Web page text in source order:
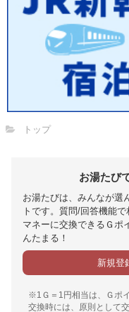
トップ
お湯たび
お湯たびは、みんなが選
トです。質問/回答機能
マネーに交換できるＧポ
んたまる！
新規登
※1Ｇ＝1円相当は、Ｇポ
交換時には、原則として